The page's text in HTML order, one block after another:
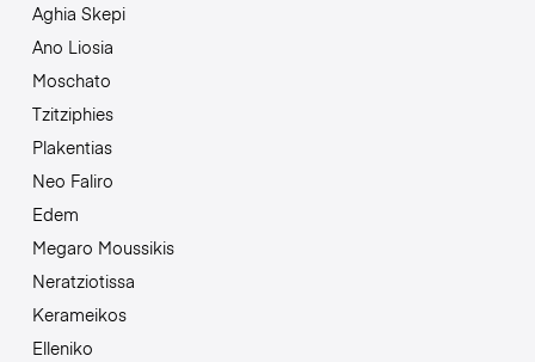
Aghia Skepi
Ano Liosia
Moschato
Tzitziphies
Plakentias
Neo Faliro
Edem
Megaro Moussikis
Neratziotissa
Kerameikos
Elleniko